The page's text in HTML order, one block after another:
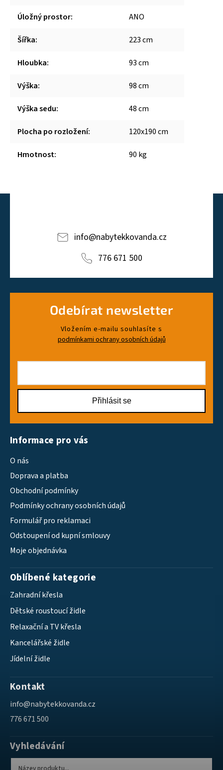
Úložný prostor: ANO
Šířka: 223 cm
Hloubka: 93 cm
Výška: 98 cm
Výška sedu: 48 cm
Plocha po rozložení: 120x190 cm
Hmotnost: 90 kg
info@nabytekkovanda.cz
776 671 500
Odebírat newsletter
Vložením e-mailu souhlasíte s
podmínkami ochrany osobních údajů
Přihlásit se
Informace pro vás
O nás
Doprava a platba
Obchodní podmínky
Podmínky ochrany osobních údajů
Formulář pro reklamaci
Odstoupení od kupní smlouvy
Moje objednávka
Oblíbené kategorie
Zahradní křesla
Dětské roustoucí židle
Relaxační a TV křesla
Kancelářské židle
Jídelní židle
Kontakt
info@nabytekkovanda.cz
776 671 500
Vyhledávání